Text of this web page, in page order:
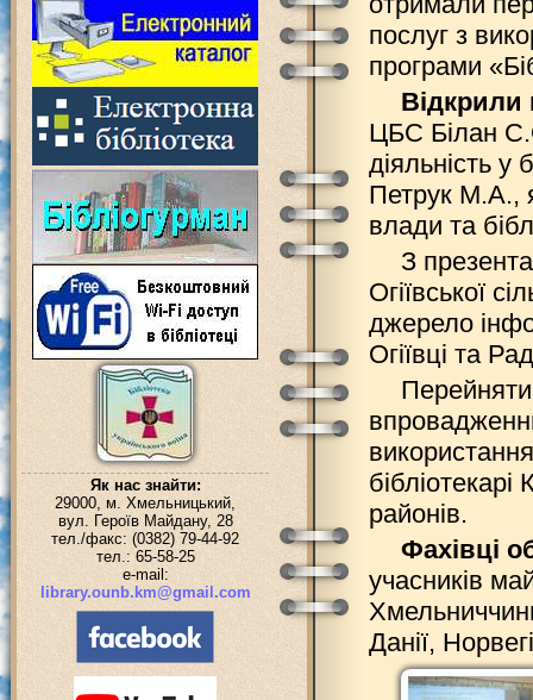
Як нас знайти:
29000, м. Хмельницький,
вул. Героїв Майдану, 28
тел./факс: (0382) 79-44-92
тел.: 65-58-25
e-mail:
library.ounb.km@gmail.com
послуг з
програми
Відкрили
ЦБС Білан
діяльність у
Петрук М.А.,
влади та
З
Огіївської
джерело
Огіївці та
районів.
Фахівці
учасників
Данії,